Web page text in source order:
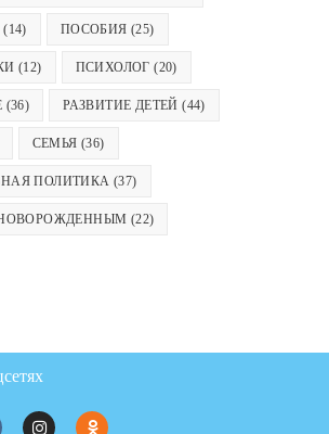
(14) ПОСОБИЯ (25)
(12) ПСИХОЛОГ (20)
(36) РАЗВИТИЕ ДЕТЕЙ (44)
СЕМЬЯ (36)
ПОЛИТИКА (37)
(22)